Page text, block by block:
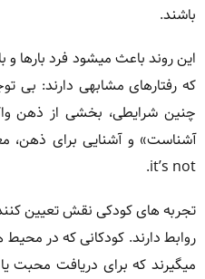
باشند.
این روند باعث میشود فرد بارها و
که رفتارهای مشابهی دارند: بی
چنین شرایطی، بخشی از ذهن
it’s not.
تجربه های کودکی نقش تعیین
روابط دارند. کودکانی که در محیط
میگیرند که برای دریافت محبت